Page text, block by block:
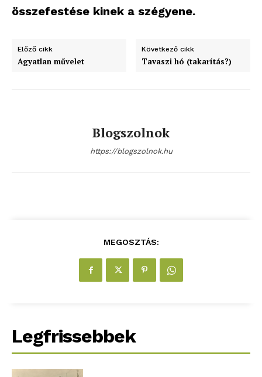
összefestése kinek a szégyene.
Előző cikk
Agyatlan művelet
Következő cikk
Tavaszi hó (takarítás?)
Blogszolnok
https://blogszolnok.hu
MEGOSZTÁS:
Legfrissebbek